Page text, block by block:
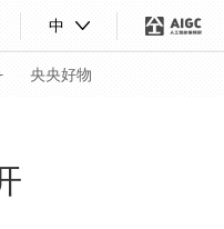
中
央央好物